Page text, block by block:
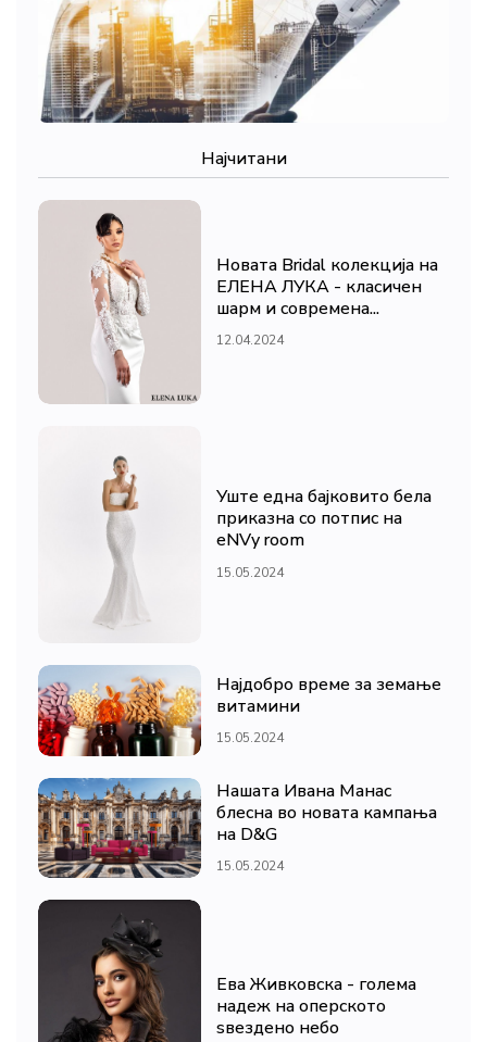
Најчитани
Новата Bridal колекција на
ЕЛЕНА ЛУКА - класичен
шарм и современа...
12.04.2024
Уште една бајковито бела
приказна со потпис на
eNVy room
15.05.2024
Најдобро време за земање
витамини
15.05.2024
Нашата Ивана Манас
блесна во новата кампања
на D&G
15.05.2024
Ева Живковска - голема
надеж на оперското
ѕвездено небо